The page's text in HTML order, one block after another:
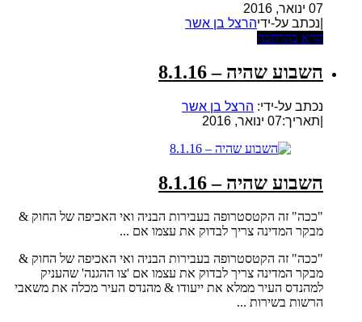
07 ינואר, 2016
|נכתב על-ידיהרצל בן אשר
קרא בהרחבה
השבוע שהיה – 8.1.16
נכתב על-ידי: הרצל בן אשר
תאריך:07 ינואר, 2016
השבוע שהיה – 8.1.16
"ככה" זה הקטסטרופה בעבירות הבניה ואי האכיפה של החוק &
מבקר המדינה צריך לבדוק את עצמו אם ...
"ככה" זה הקטסטרופה בעבירות הבניה ואי האכיפה של החוק &
מבקר המדינה צריך לבדוק את עצמו אם 'צו ההגנה' שהעניק
למהנדס העיר ממלא את ייעודו & מהנדס העיר מכלה את משאבי
הרשות בשירות ...